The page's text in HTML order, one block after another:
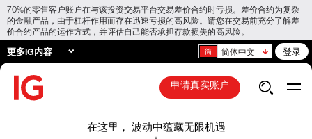
70%的零售客户账户在与该投资交易平台交易差价合约时亏损。差价合约为复杂
的金融产品，由于杠杆作用而存在迅速亏损的高风险。请您在交易前充分了解差
价合约产品的运作方式，并评估自己能否承担存款损失的高风险。
更多IG内容 简体中文 登录
申请真实账户
在这里， 波动中蕴藏无限机遇